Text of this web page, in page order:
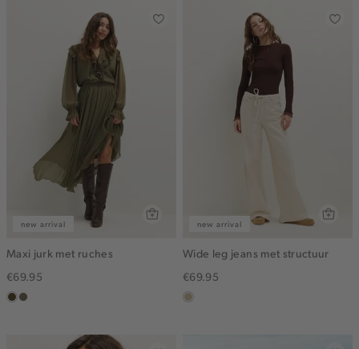
new arrival
Maxi jurk met ruches
€69.95
groen,
middenbruin
new arrival
Wide leg jeans met structuur
€69.95
lichtzand